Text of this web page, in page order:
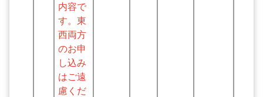
内容で
す。 東
西両方
のお申
し込み
はご遠
慮くだ